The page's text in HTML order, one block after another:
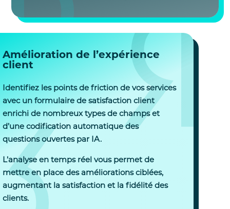
Amélioration de l’expérience
client
Identifiez les points de friction de vos services
avec un formulaire de satisfaction client
enrichi de nombreux types de champs et
d’une codification automatique des
questions ouvertes par IA.
L’analyse en temps réel vous permet de
mettre en place des améliorations ciblées,
augmentant la satisfaction et la fidélité des
clients.